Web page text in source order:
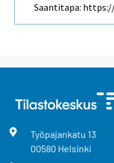
Saantitapa:
Työpajankatu 13
00580 Helsinki